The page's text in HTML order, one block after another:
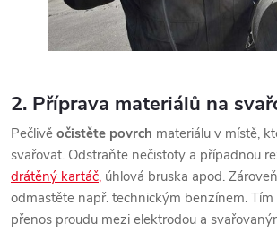
2. Příprava materiálů na
Pečlivě očistěte povrch materiálu v místě,
svařovat. Odstraňte nečistoty a případnou
drátěný kartáč, úhlová bruska apod.
odmastěte např. technickým benzínem.
přenos proudu mezi elektrodou a